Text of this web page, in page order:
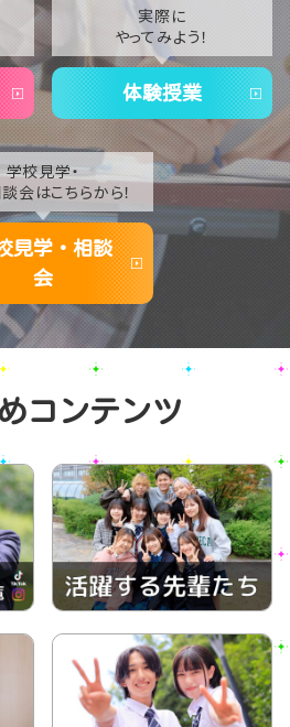
実際に
やってみよう！
体験授業
学校見学・
会はこちらから！
見学・相談
会
コンテンツ